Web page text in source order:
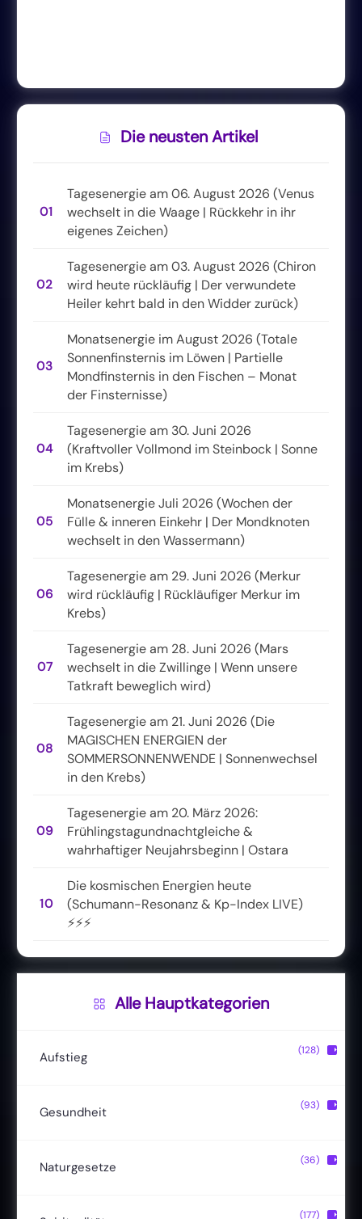
Die neusten Artikel
01
Tagesenergie am 06. August 2026 (Venus
wechselt in die Waage | Rückkehr in ihr
eigenes Zeichen)
02
Tagesenergie am 03. August 2026 (Chiron
wird heute rückläufig | Der verwundete
Heiler kehrt bald in den Widder zurück)
03
Monatsenergie im August 2026 (Totale
Sonnenfinsternis im Löwen | Partielle
Mondfinsternis in den Fischen – Monat
der Finsternisse)
04
Tagesenergie am 30. Juni 2026
(Kraftvoller Vollmond im Steinbock | Sonne
im Krebs)
05
Monatsenergie Juli 2026 (Wochen der
Fülle & inneren Einkehr | Der Mondknoten
wechselt in den Wassermann)
06
Tagesenergie am 29. Juni 2026 (Merkur
wird rückläufig | Rückläufiger Merkur im
Krebs)
07
Tagesenergie am 28. Juni 2026 (Mars
wechselt in die Zwillinge | Wenn unsere
Tatkraft beweglich wird)
08
Tagesenergie am 21. Juni 2026 (Die
MAGISCHEN ENERGIEN der
SOMMERSONNENWENDE | Sonnenwechsel
in den Krebs)
09
Tagesenergie am 20. März 2026:
Frühlingstagundnachtgleiche &
wahrhaftiger Neujahrsbeginn | Ostara
10
Die kosmischen Energien heute
(Schumann-Resonanz & Kp-Index LIVE)
⚡⚡⚡
Alle Hauptkategorien
Aufstieg
Christusbewusstsein (20)
(11)
(22)
(128) ▶
Gesundheit
(13)
(24)
(93) ▶
Naturgesetze
Hermetik (15)
(36) ▶
(177) ▶